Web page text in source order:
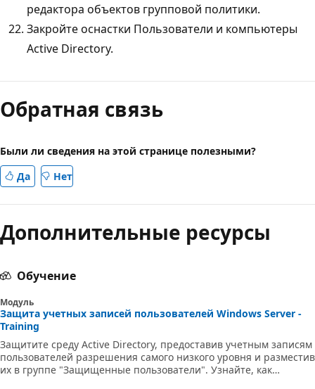
редактора объектов групповой политики.
Закройте оснастки Пользователи и компьютеры
Active Directory.
Обратная связь
Были ли сведения на этой странице полезными?
Да
Нет
Дополнительные ресурсы
Обучение
Модуль
Защита учетных записей пользователей Windows Server -
Training
Защитите среду Active Directory, предоставив учетным записям
пользователей разрешения самого низкого уровня и разместив
их в группе "Защищенные пользователи". Узнайте, как